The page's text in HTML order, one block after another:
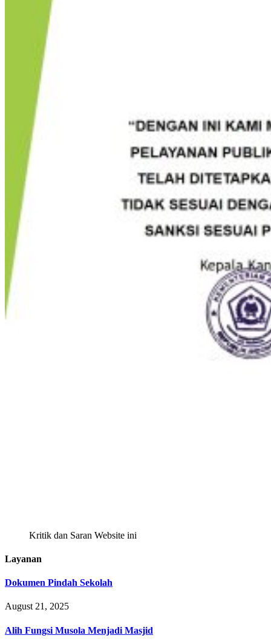
Kritik dan Saran Website ini
Layanan
Dokumen Pindah Sekolah
August 21, 2025
Alih Fungsi Musola Menjadi Masjid